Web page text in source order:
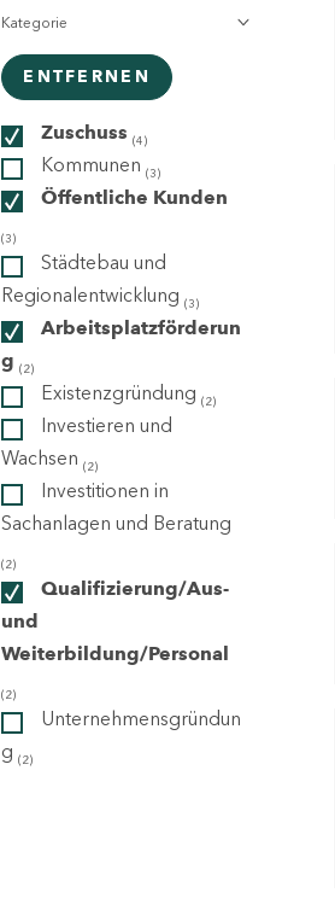
Kategorie
ENTFERNEN
Zuschuss (4)
Kommunen (3)
Öffentliche Kunden
(3)
Städtebau und
Regionalentwicklung (3)
Arbeitsplatzförderun
g (2)
Existenzgründung (2)
Investieren und
Wachsen (2)
Investitionen in
Sachanlagen und Beratung
(2)
Qualifizierung/Aus-
und
Weiterbildung/Personal
(2)
Unternehmensgründun
g (2)